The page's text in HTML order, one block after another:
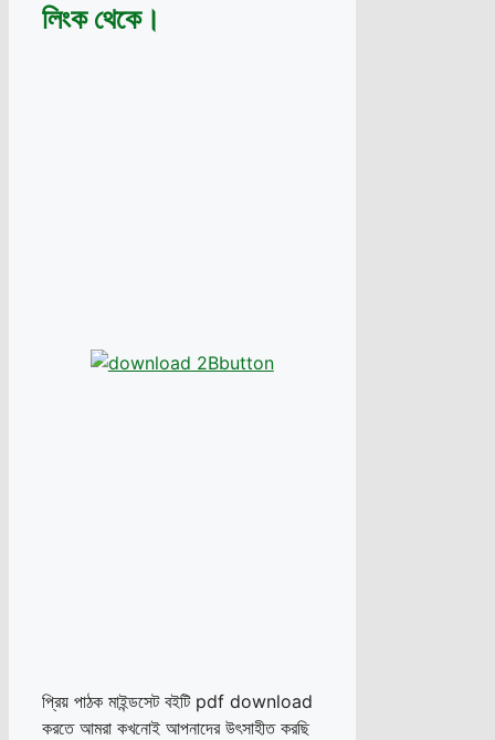
লিংক থেকে।
প্রিয় পাঠক মাইন্ডসেট বইটি pdf download
করতে আমরা কখনোই আপনাদের উৎসাহীত করছি